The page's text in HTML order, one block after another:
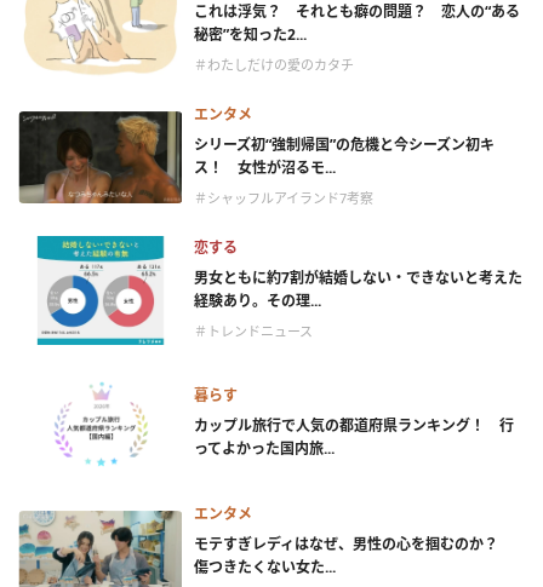
これは浮気？ それとも癖の問題？ 恋人の“ある
秘密”を知った2...
＃わたしだけの愛のカタチ
エンタメ
シリーズ初“強制帰国”の危機と今シーズン初キ
ス！ 女性が沼るモ...
＃シャッフルアイランド7考察
恋する
男女ともに約7割が結婚しない・できないと考えた
経験あり。その理...
＃トレンドニュース
暮らす
カップル旅行で人気の都道府県ランキング！ 行
ってよかった国内旅...
エンタメ
モテすぎレディはなぜ、男性の心を掴むのか？
傷つきたくない女た...